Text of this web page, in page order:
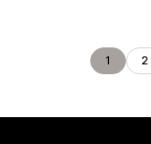
1 2